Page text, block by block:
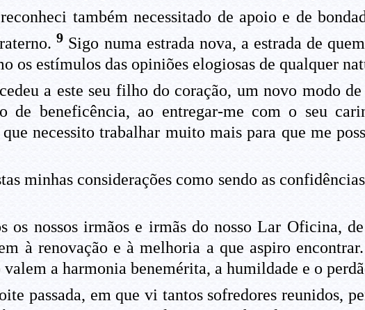
também necessitado de apoio e de
9 Sigo numa estrada nova, a estrada de
os estímulos das opiniões elogiosas de qualquer
a este seu filho do coração, um novo modo de
de beneficência, ao entregar-me com o seu
necessito trabalhar muito mais para que me
minhas considerações como sendo as
os nossos irmãos e irmãs do nosso Lar Oficina,
à renovação e à melhoria a que aspiro
a harmonia benemérita, a humildade e o
passada, em que vi tantos sofredores reunidos,